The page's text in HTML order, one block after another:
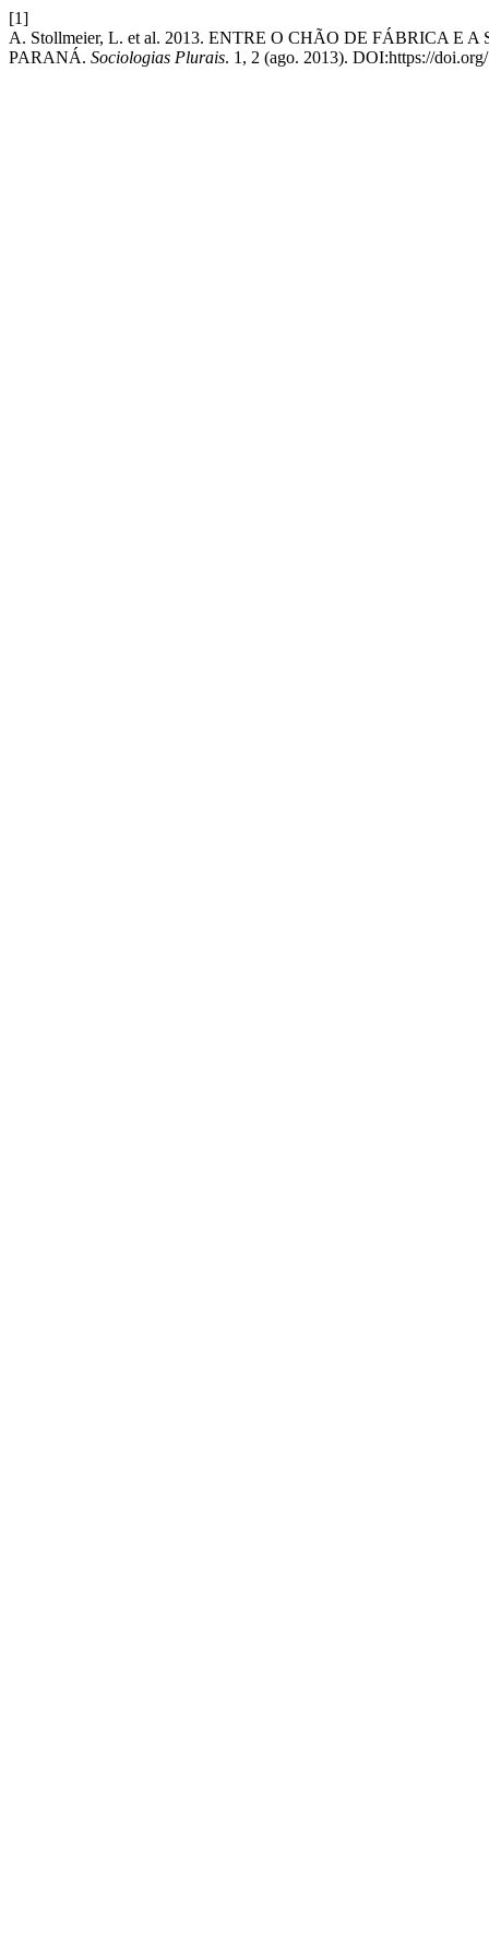
[1]
A. Stollmeier, L. et al. 2013. ENTRE O CHÃO DE FÁBRICA E
PARANÁ. Sociologias Plurais. 1, 2 (ago. 2013). DOI:https://